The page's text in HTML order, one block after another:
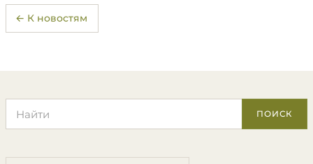
← К новостям
ПОИСК